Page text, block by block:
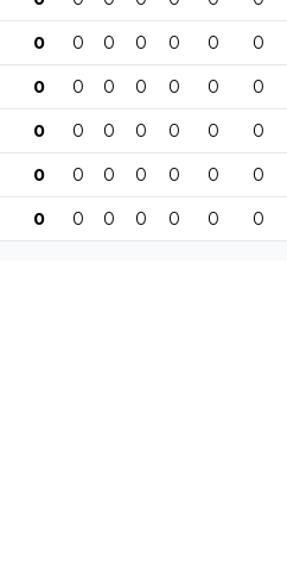
0 0 0 0 0 0 0
0 0 0 0 0 0 0
0 0 0 0 0 0 0
0 0 0 0 0 0 0
0 0 0 0 0 0 0